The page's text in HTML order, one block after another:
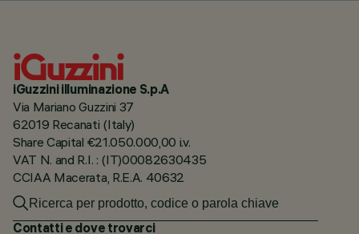
iGuzzini illuminazione S.p.A
Via Mariano Guzzini 37
62019 Recanati (Italy)
Share Capital €21.050.000,00 i.v.
VAT N. and R.I. : (IT)00082630435
CCIAA Macerata, R.E.A. 40632
Contatti e dove trovarci